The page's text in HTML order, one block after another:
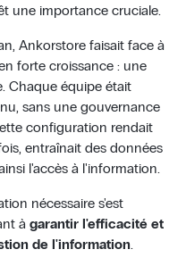
une importance cruciale.
Ankorstore faisait face à
forte croissance : une
Chaque équipe était
sans une gouvernance
configuration rendait
entraînait des données
l'accès à l'information.
nécessaire s'est
à garantir l'efficacité et
de l'information.